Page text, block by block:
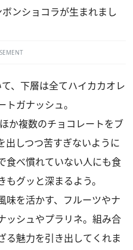
ンショコラが生まれまし
、下層は全てハイカカオレ
ガナッシュ。
か複数のチョコレートをブ
出しつつ苦すぎないように
食べ慣れていない人にも食
グッと深まるよう。
を活かす、フルーツやナ
ッシュやプラリネ。組み合
る魅力を引き出してくれま